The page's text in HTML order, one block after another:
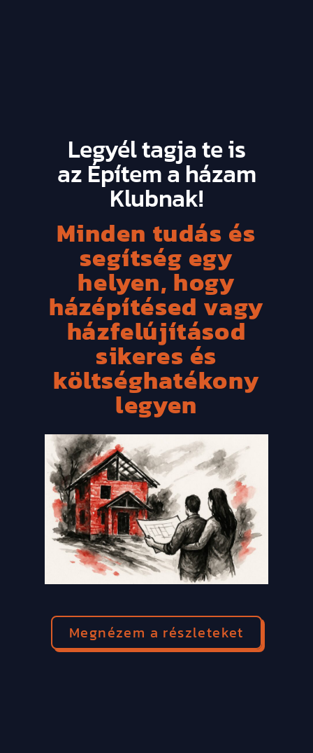
Legyél tagja te is
az Építem a házam
Klubnak!
Minden tudás és
segítség egy
helyen, hogy
házépítésed vagy
házfelújításod
sikeres és
költséghatékony
legyen
Megnézem a részleteket